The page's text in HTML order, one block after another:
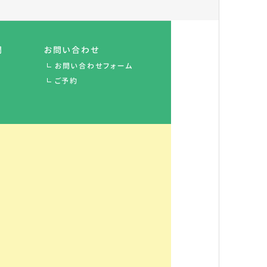
お問い合わせ
お問い合わせフォーム
ご予約